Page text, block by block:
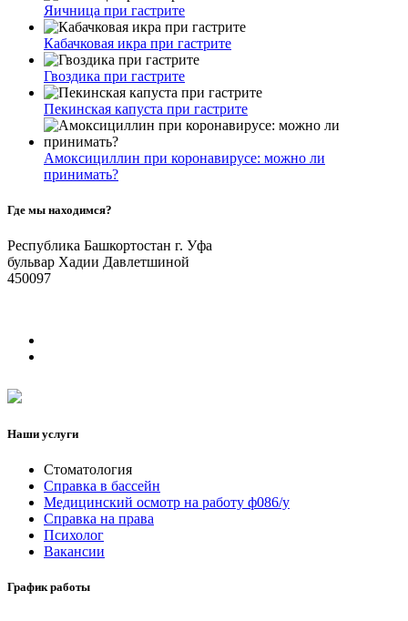
Яичница при гастрите
Кабачковая икра при гастрите
Гвоздика при гастрите
Пекинская капуста при гастрите
Амоксициллин при коронавирусе: можно ли
принимать?
Где мы находимся?
Республика Башкортостан г. Уфа
бульвар Хадии Давлетшиной
450097
Наши услуги
Стоматология
Справка в бассейн
Медицинский осмотр на работу ф086/у
Справка на права
Психолог
Вакансии
График работы